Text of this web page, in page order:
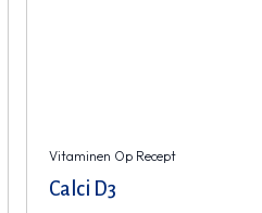
Vitaminen Op Recept
Calci D3